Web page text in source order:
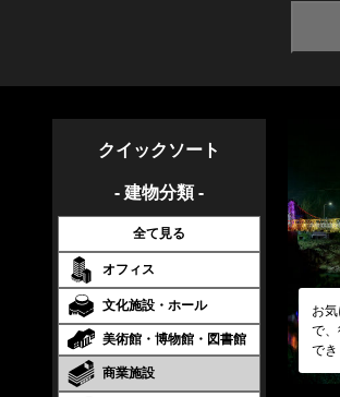
クイックソート
- 建物分類 -
全て見る
オフィス
文化施設・ホール
美術館・博物館・図書館
商業施設
お
で
で